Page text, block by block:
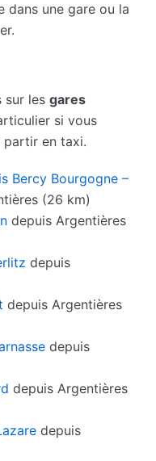
dans une gare ou la
sur lesgares
si vous
partir en taxi.
Bercy Bourgogne –
(26 km)
depuis Argentières
depuis
depuis Argentières
depuis
depuis Argentières
depuis